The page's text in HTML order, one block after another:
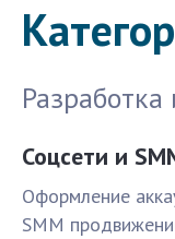
Разработка
Соцсети и
Оформление
SMM